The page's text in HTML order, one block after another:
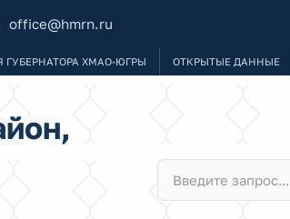
office@hmrn.ru
ГУБЕРНАТОРА ХМАО-ЮГРЫ ОТКРЫТЫЕ ДАННЫЕ